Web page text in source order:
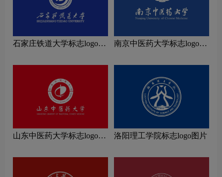
石家庄铁道大学标志logo图
南京中医药大学标志logo图
山东中医药大学标志logo图
洛阳理工学院标志logo图片